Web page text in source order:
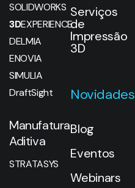
SOLIDWORKS
3DEXPERIENCE
DELMIA
ENOVIA
SIMULIA
DraftSight
Manufatura
Aditiva
STRATASYS
Serviços
de
Impressão
3D
Novidades
Blog
Eventos
Webinars